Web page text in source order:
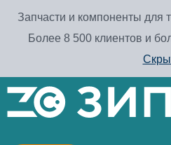
Запчасти и компоненты для
Более 8 500 клиентов и